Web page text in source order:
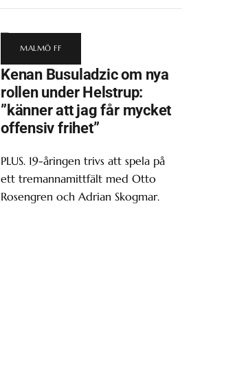
MALMÖ FF
Kenan Busuladzic om nya
rollen under Helstrup:
”känner att jag får mycket
offensiv frihet”
PLUS. 19-åringen trivs att spela på
ett tremannamittfält med Otto
Rosengren och Adrian Skogmar.